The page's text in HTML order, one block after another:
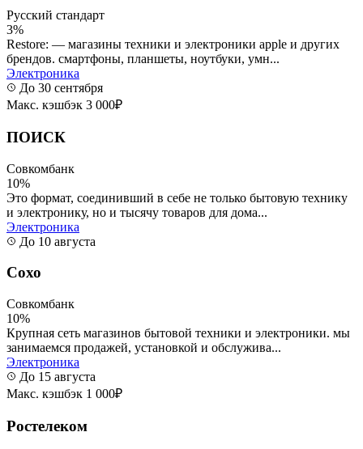
Русский стандарт
3%
Restore: — магазины техники и электроники apple и других
брендов. смартфоны, планшеты, ноутбуки, умн...
Электроника
До 30 сентября
Макс. кэшбэк 3 000₽
ПОИСК
Совкомбанк
10%
Это формат, соединивший в себе не только бытовую технику
и электронику, но и тысячу товаров для дома...
Электроника
До 10 августа
Сохо
Совкомбанк
10%
Крупная сеть магазинов бытовой техники и электроники. мы
занимаемся продажей, установкой и обслужива...
Электроника
До 15 августа
Макс. кэшбэк 1 000₽
Ростелеком